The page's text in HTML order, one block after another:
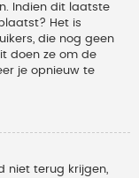
Indien dit laatste
Het is
die nog geen
doen ze om de
je opnieuw te
niet terug krijgen,